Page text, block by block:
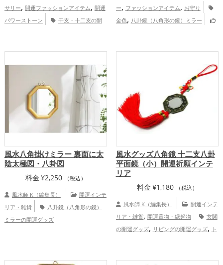
サリー, 開運ファッションアイテム, 開運
パワーストーン
干支・十二支の開
ー, ファッションアイテム, お守り
金色, 八卦鏡（八角形の鏡）ミラー
風水八角掛けミラー 裏面に太
陰太極図・八卦図
料金 ¥2,250 （税込）
風水師 K（編集長）
開運インテ
リア・雑貨
八卦鏡（八角形の鏡）
ミラーの開運グッズ
風水グッズ八角鏡 十二支八卦
平面鏡（小）開運祈願インテ
リア
料金 ¥1,180 （税込）
風水師 K（編集長）
開運インテ
リア・雑貨, 開運置物・縁起物
玄関
の開運グッズ, リビングの開運グッズ, ト